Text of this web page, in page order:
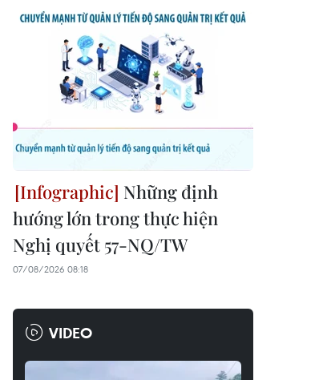
Những định
hướng lớn trong thực hiện
Nghị quyết 57-NQ/TW
07/08/2026 08:18
VIDEO